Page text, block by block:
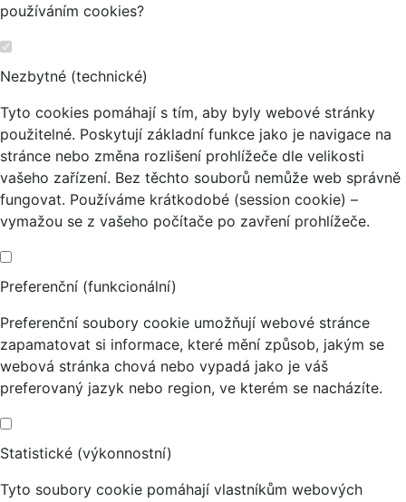
používáním cookies?
Nezbytné (technické)
Tyto cookies pomáhají s tím, aby byly webové stránky
použitelné. Poskytují základní funkce jako je navigace na
stránce nebo změna rozlišení prohlížeče dle velikosti
vašeho zařízení. Bez těchto souborů nemůže web správně
fungovat. Používáme krátkodobé (session cookie) –
vymažou se z vašeho počítače po zavření prohlížeče.
Preferenční (funkcionální)
Preferenční soubory cookie umožňují webové stránce
zapamatovat si informace, které mění způsob, jakým se
webová stránka chová nebo vypadá jako je váš
preferovaný jazyk nebo region, ve kterém se nacházíte.
Statistické (výkonnostní)
Tyto soubory cookie pomáhají vlastníkům webových